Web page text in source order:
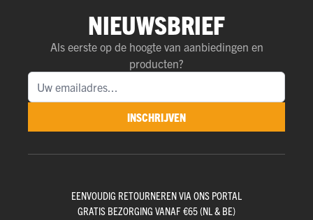
NIEUWSBRIEF
Als eerste op de hoogte van aanbiedingen en
producten?
INSCHRIJVEN
EENVOUDIG RETOURNEREN VIA ONS PORTAL
GRATIS BEZORGING VANAF €65 (NL & BE)